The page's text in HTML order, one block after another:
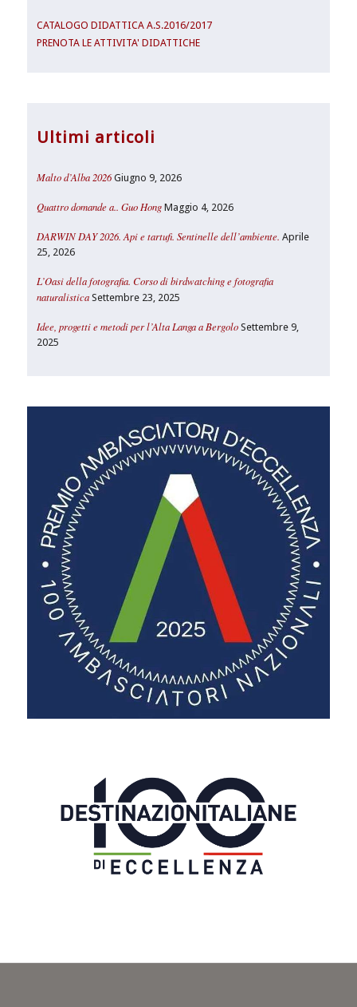
CATALOGO DIDATTICA A.S.2016/2017
PRENOTA LE ATTIVITA' DIDATTICHE
Ultimi articoli
Malto d’Alba 2026 Giugno 9, 2026
Quattro domande a.. Guo Hong Maggio 4, 2026
DARWIN DAY 2026. Api e tartufi. Sentinelle dell’ambiente. Aprile
25, 2026
L’Oasi della fotografia. Corso di birdwatching e fotografia
naturalistica Settembre 23, 2025
Idee, progetti e metodi per l’Alta Langa a Bergolo Settembre 9,
2025